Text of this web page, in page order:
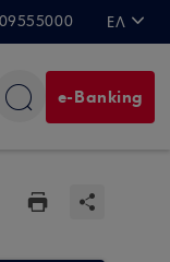
ΕΛ
e-Banking